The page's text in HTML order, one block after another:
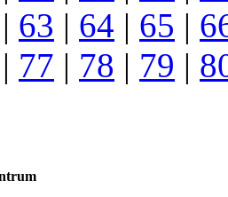
| 63 | 64 | 65 |
| 77 | 78 | 79 |